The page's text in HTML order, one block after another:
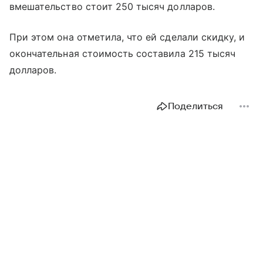
вмешательство стоит 250 тысяч долларов.
При этом она отметила, что ей сделали скидку, и
окончательная стоимость составила 215 тысяч
долларов.
Поделиться